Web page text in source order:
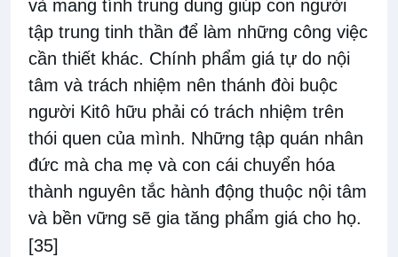
và mang tính trung dung giúp con người
tập trung tinh thần để làm những công việc
cần thiết khác. Chính phẩm giá tự do nội
tâm và trách nhiệm nên thánh đòi buộc
người Kitô hữu phải có trách nhiệm trên
thói quen của mình. Những tập quán nhân
đức mà cha mẹ và con cái chuyển hóa
thành nguyên tắc hành động thuộc nội tâm
và bền vững sẽ gia tăng phẩm giá cho họ.
[35]